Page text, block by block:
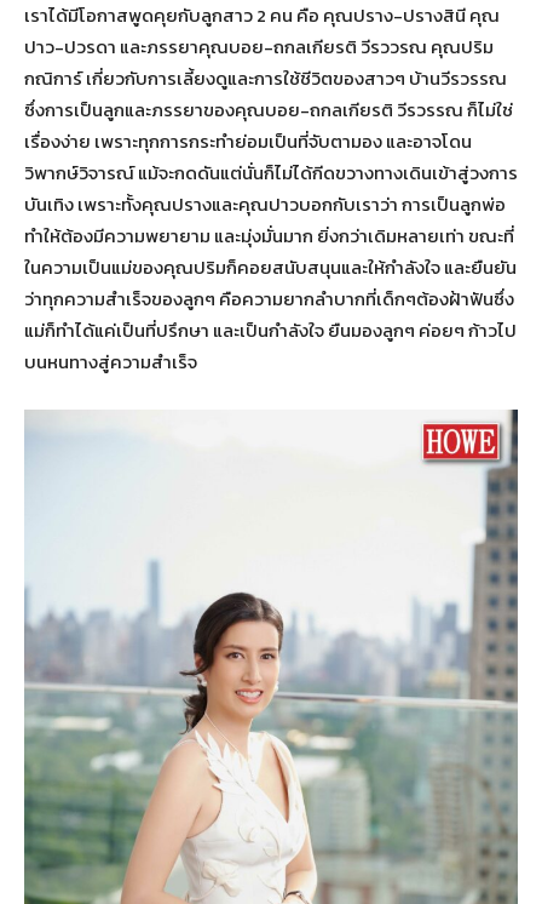
เราได้มีโอกาสพูดคุยกับลูกสาว 2 คน คือ คุณปราง-ปรางสินี คุณ
ปาว-ปวรดา และภรรยาคุณบอย-ถกลเกียรติ วีรววรณ คุณปริม
กณิการ์ เกี่ยวกับการเลี้ยงดูและการใช้ชีวิตของสาวๆ บ้านวีรวรรณ
ซึ่งการเป็นลูกและภรรยาของคุณบอย-ถกลเกียรติ วีรวรรณ ก็ไม่ใช่
เรื่องง่าย เพราะทุกการกระทำย่อมเป็นที่จับตามอง และอาจโดน
วิพากษ์วิจารณ์ แม้จะกดดันแต่นั่นก็ไม่ได้กีดขวางทางเดินเข้าสู่วงการ
บันเทิง เพราะทั้งคุณปรางและคุณปาวบอกกับเราว่า การเป็นลูกพ่อ
ทำให้ต้องมีความพยายาม และมุ่งมั่นมาก ยิ่งกว่าเดิมหลายเท่า ขณะที่
ในความเป็นแม่ของคุณปริมก็คอยสนับสนุนและให้กำลังใจ และยืนยัน
ว่าทุกความสำเร็จของลูกๆ คือความยากลำบากที่เด็กๆต้องฝ้าฟันซึ่ง
แม่ก็ทำได้แค่เป็นที่ปรึกษา และเป็นกำลังใจ ยืนมองลูกๆ ค่อยๆ ก้าวไป
บนหนทางสู่ความสำเร็จ